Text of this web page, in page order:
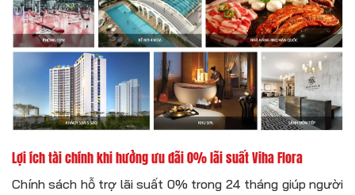
Lợi ích tài chính khi hưởng ưu đãi 0% lãi suất Viha Flora
Chính sách hỗ trợ lãi suất 0% trong 24 tháng giúp người